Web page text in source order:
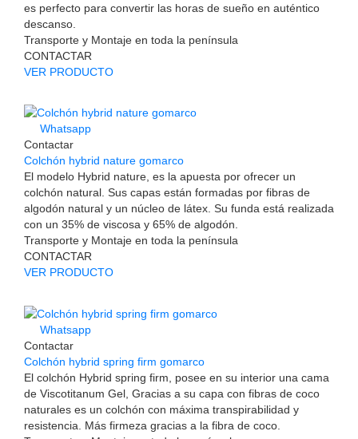
es perfecto para convertir las horas de sueño en auténtico
descanso.
Transporte y Montaje en toda la península
CONTACTAR
VER PRODUCTO
Whatsapp
Contactar
Colchón hybrid nature gomarco
El modelo Hybrid nature, es la apuesta por ofrecer un
colchón natural. Sus capas están formadas por fibras de
algodón natural y un núcleo de látex. Su funda está realizada
con un 35% de viscosa y 65% de algodón.
Transporte y Montaje en toda la península
CONTACTAR
VER PRODUCTO
Whatsapp
Contactar
Colchón hybrid spring firm gomarco
El colchón Hybrid spring firm, posee en su interior una cama
de Viscotitanum Gel, Gracias a su capa con fibras de coco
naturales es un colchón con máxima transpirabilidad y
resistencia. Más firmeza gracias a la fibra de coco.